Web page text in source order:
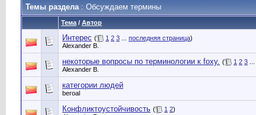
Темы раздела: Обсуждаем термины
Тема / Автор
Интерес ( 1 2 3 последняя страница)
Alexander B.
некоторые вопросы по терминологии к foxy. ( 1 2 3
Alexander B.
категории людей
beroal
Конфликтоустойчивость ( 1 2)